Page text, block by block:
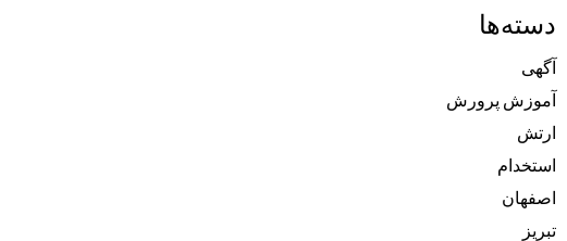
دسته‌ها
آگهی
آموزش پرورش
ارتش
استخدام
اصفهان
تبریز